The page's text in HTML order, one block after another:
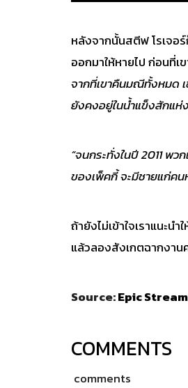
หลังจากนั้นสตีฟ โรเจอ
ออกมาให้หายไป ก่อนที่
จากที่เขาคืนมณีทั้งหมด เ
ยังคงอยู่ในน้ำแข็งสักแห่
“จนกระทั่งในปี 2011 พ
ของเพ็คกี้ จะมีชายแก่คน
ถ้ายังไม่เข้าใจเราแนะ
แล้วลองสังเกตฉากงาน
Source:Epic Stream
COMMENTS
comments